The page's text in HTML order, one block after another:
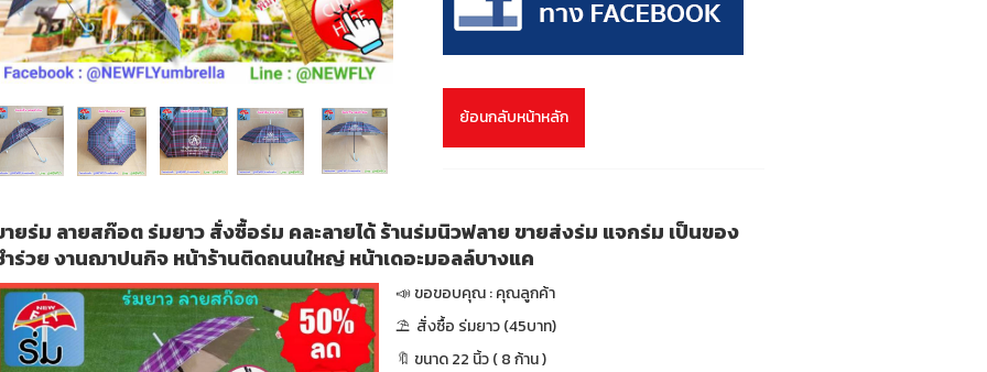
ย้อนกลับหน้าหลัก
ยร่ม ลายสก๊อต ร่มยาว สั่งซื้อร่ม คละลายได้ ร้านร่มนิวฟลาย ขายส่งร่ม แจกร่ม เป็นของ
ำร่วย งานฌาปนกิจ หน้าร้านติดถนนใหญ่ หน้าเดอะมอลล์บางแค
📣 ขอขอบคุณ : คุณลูกค้า
⛱ สั่งซื้อ ร่มยาว (45บาท)
🔖 ขนาด 22 นิ้ว ( 8 ก้าน )